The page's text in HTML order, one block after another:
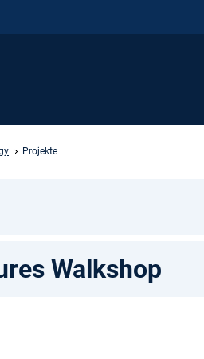
Projekte
Walkshop